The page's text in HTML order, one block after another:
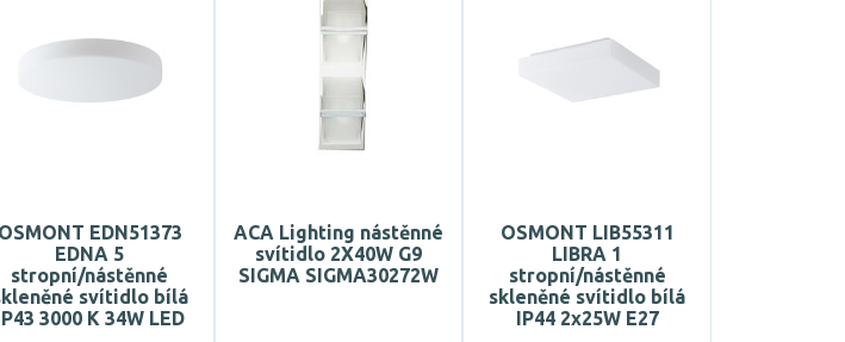
OSMONT EDN51373
EDNA 5
stropní/nástěnné
svítidlo bílá
3000 K 34W LED
ACA Lighting nástěnné
svítidlo 2X40W G9
SIGMA SIGMA30272W
OSMONT LIB55311
LIBRA 1
stropní/nástěnné
skleněné svítidlo bílá
IP44 2x25W E27